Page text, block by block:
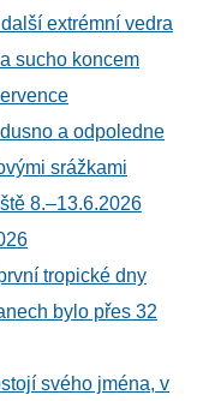
extrémní vedra
sucho koncem
a odpoledne
srážkami
8.–13.6.2026
tropické dny
bylo přes 32
svého jména, v